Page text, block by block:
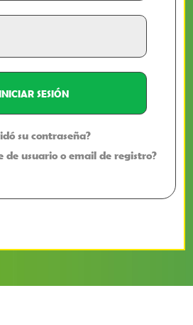
su contraseña?
de usuario o email de registro?